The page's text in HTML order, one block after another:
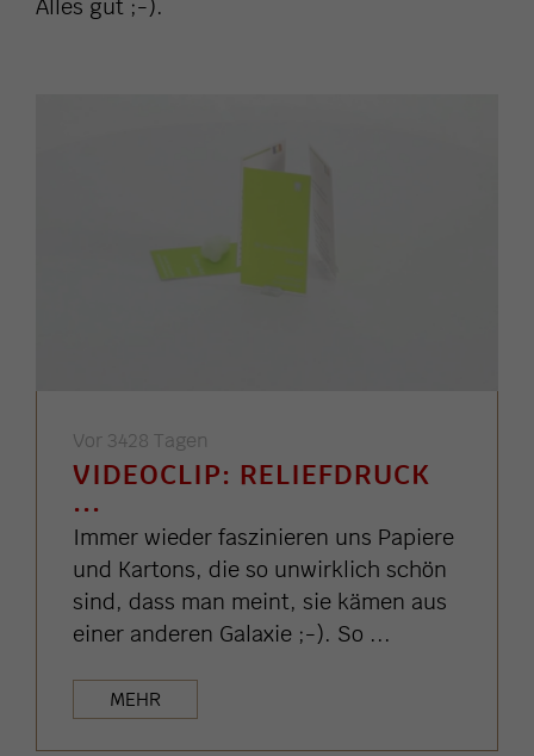
Alles gut ;-).
Vor 3428 Tagen
VIDEOCLIP: RELIEFDRUCK
...
Immer wieder faszinieren uns Papiere
und Kartons, die so unwirklich schön
sind, dass man meint, sie kämen aus
einer anderen Galaxie ;-). So ...
MEHR